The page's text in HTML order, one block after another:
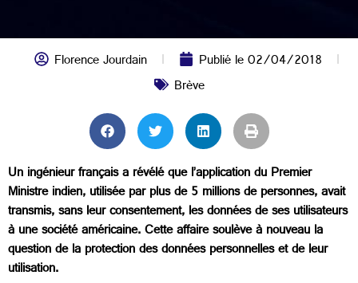
Florence Jourdain Publié le02/04/2018
Brève
Un ingénieur français a révélé que l’application du Premier
Ministre indien, utilisée par plus de 5 millions de personnes, avait
transmis, sans leur consentement, les données de ses utilisateurs
à une société américaine. Cette affaire soulève à nouveau la
question de la protection des données personnelles et de leur
utilisation.